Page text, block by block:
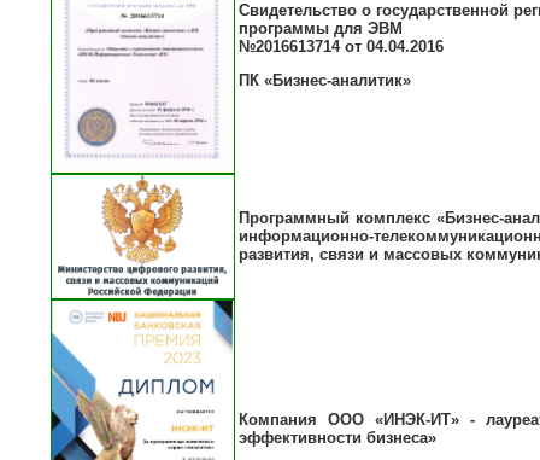
Свидетельство о государственной
программы для ЭВМ
№2016613714 от 04.04.2016
ПК «Бизнес-аналитик»
Программный комплекс «Бизнес-
информационно-
развития, связи и массовых
Компания ООО «ИНЭК-ИТ» -
эффективности бизнеса»